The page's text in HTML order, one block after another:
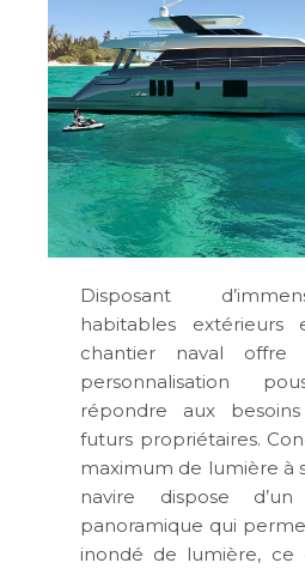
Disposant
habitables extérieurs
chantier naval
personnalisation
répondre aux
futurs propriétaires.
maximum de lumière à
navire dispose
panoramique qui
inondé de lumière, ce